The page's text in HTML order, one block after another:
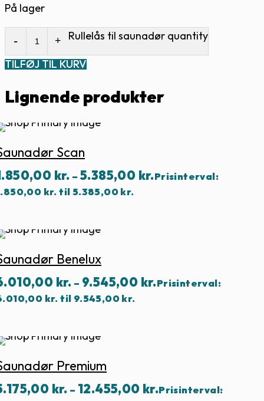
På lager
Rullelås til saunadør quantity
TILFØJ TIL KURV
Lignende produkter
Scan
kr. – 5.385,00 kr.Prisinterval:
kr. til 5.385,00 kr.
Benelux
kr. – 9.545,00 kr.Prisinterval:
kr. til 9.545,00 kr.
Premium
kr. – 12.455,00 kr.Prisinterval: